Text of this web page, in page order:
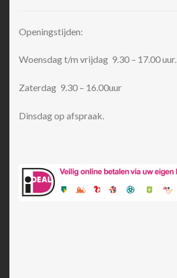
Openingstijden:
Woensdag t/m vrijdag 9.30 – 17.00 uur.
Zaterdag 9.30 – 16.00uur
Dinsdag op afspraak.